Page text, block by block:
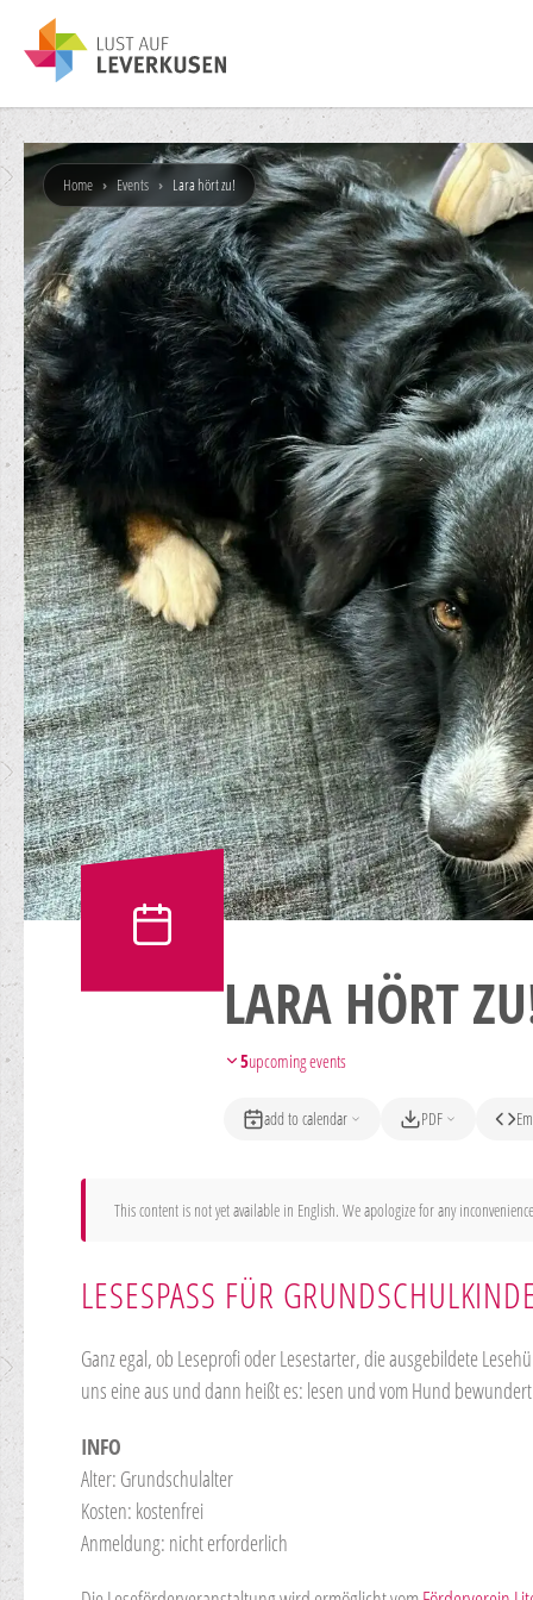
Home › Events › Lara hört zu!
LARA HÖRT
5upcoming events
add to calendar PDF
This content is not yet available in English. We apologize for any
LESESPASS FÜR
Ganz egal, ob Leseprofi oder Lesestarter, die ausgebildete
uns eine aus und dann heißt es: lesen und vom Hund
INFO
Alter: Grundschulalter
Kosten: kostenfrei
Anmeldung: nicht erforderlich